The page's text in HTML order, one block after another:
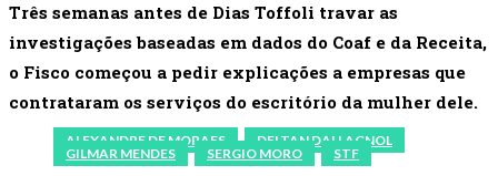
Três semanas antes de Dias Toffoli travar as
investigações baseadas em dados do Coaf e da Receita,
o Fisco começou a pedir explicações a empresas que
contrataram os serviços do escritório da mulher dele.
ALEXANDRE DE MORAES
DELTAN DALLAGNOL
GILMAR MENDES
SERGIO MORO STF